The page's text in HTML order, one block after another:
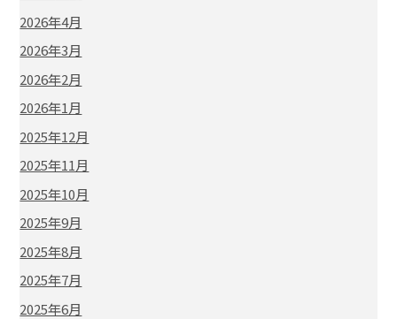
2026年4月
2026年3月
2026年2月
2026年1月
2025年12月
2025年11月
2025年10月
2025年9月
2025年8月
2025年7月
2025年6月